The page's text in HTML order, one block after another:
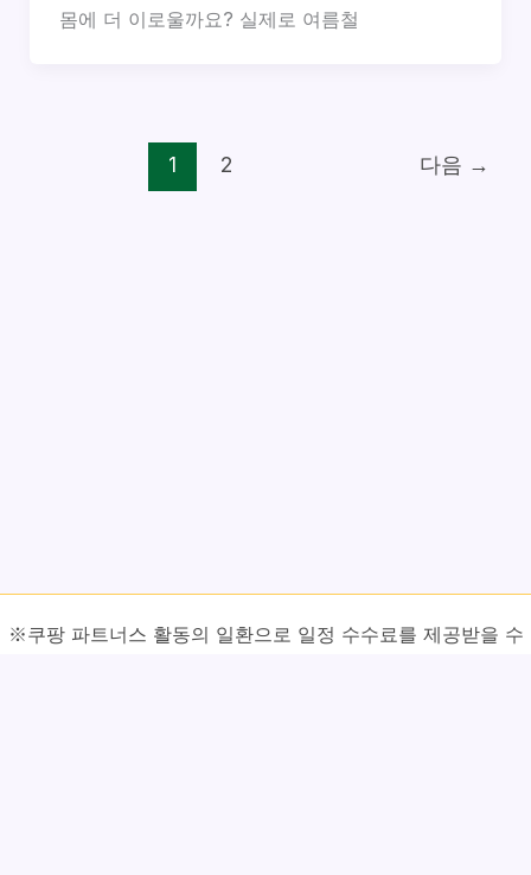
몸에 더 이로울까요? 실제로 여름철
1 2 다음 →
※쿠팡 파트너스 활동의 일환으로 일정 수수료를 제공받을 수